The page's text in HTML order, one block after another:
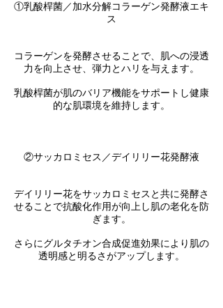
①乳酸桿菌／加水分解コラーゲン発酵液エキ
ス
コラーゲンを発酵させることで、肌への浸透
力を向上させ、弾力とハリを与えます。
乳酸桿菌が肌のバリア機能をサポートし健康
的な肌環境を維持します。
②サッカロミセス／デイリリー花発酵液
デイリリー花をサッカロミセスと共に発酵さ
せることで抗酸化作用が向上し肌の老化を防
ぎます。
さらにグルタチオン合成促進効果により肌の
透明感と明るさがアップします。